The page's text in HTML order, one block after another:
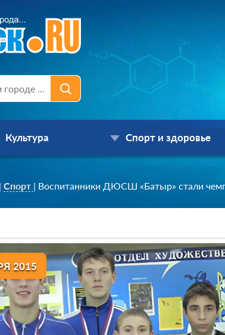
Культура Спорт и здоровье
| Спорт | Воспитанники ДЮСШ «Батыр» стали
2015